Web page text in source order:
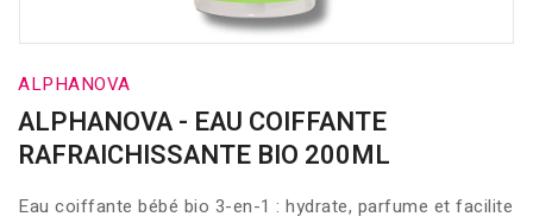
ALPHANOVA
ALPHANOVA - EAU COIFFANTE
RAFRAICHISSANTE BIO 200ML
Eau coiffante bébé bio 3-en-1 : hydrate, parfume et facilite